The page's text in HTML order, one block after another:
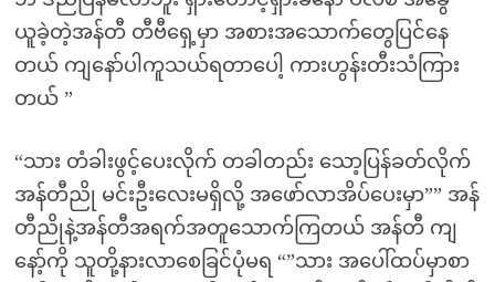
ယူခဲ့တဲ့အန်တီ တီဗီရှေ့မှာ အစားအသောက်တွေပြင်နေ
တယ် ကျနော်ပါကူသယ်ရတာပေါ့ ကားဟွန်းတီးသံကြား
တယ် ”
“သား တံခါးဖွင့်ပေးလိုက် တခါတည်း သော့ပြန်ခတ်လိုက်
အန်တီညို မင်းဦးလေးမရှိလို့ အဖော်လာအိပ်ပေးမှာ”” အန်
တီညိုနဲ့အန်တီအရက်အတူသောက်ကြတယ် အန်တီ ကျ
နော့်ကို သူတို့နားလာစေခြင်ပုံမရ “”သား အပေါ်ထပ်မှာစာ